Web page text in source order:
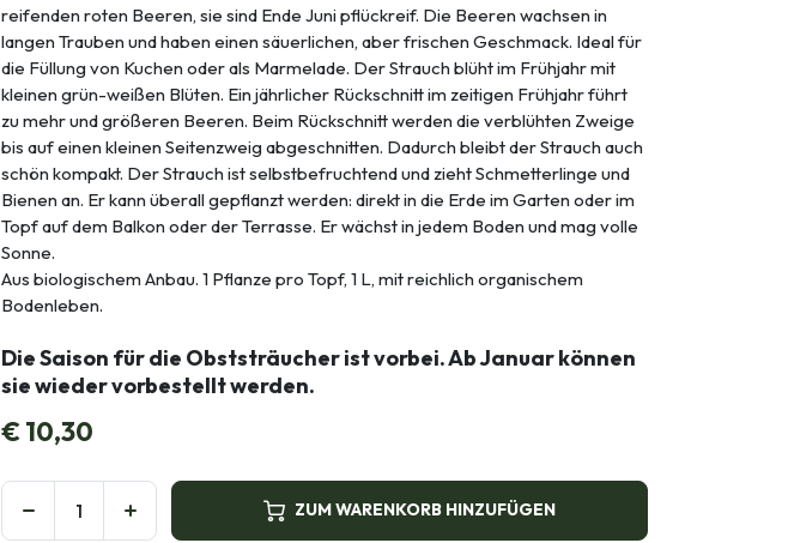
reifenden roten Beeren, sie sind Ende Juni pflückreif. Die Beeren wachsen in
langen Trauben und haben einen säuerlichen, aber frischen Geschmack. Ideal für
die Füllung von Kuchen oder als Marmelade. Der Strauch blüht im Frühjahr mit
kleinen grün-weißen Blüten. Ein jährlicher Rückschnitt im zeitigen Frühjahr führt
zu mehr und größeren Beeren. Beim Rückschnitt werden die verblühten Zweige
bis auf einen kleinen Seitenzweig abgeschnitten. Dadurch bleibt der Strauch auch
schön kompakt. Der Strauch ist selbstbefruchtend und zieht Schmetterlinge und
Bienen an. Er kann überall gepflanzt werden: direkt in die Erde im Garten oder im
Topf auf dem Balkon oder der Terrasse. Er wächst in jedem Boden und mag volle
Sonne.
Aus biologischem Anbau. 1 Pflanze pro Topf, 1 L, mit reichlich organischem
Bodenleben.
Die Saison für die Obststräucher ist vorbei. Ab Januar können
sie wieder vorbestellt werden.
€10,30
ZUM WARENKORB HINZUFÜGEN